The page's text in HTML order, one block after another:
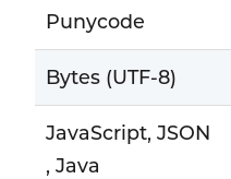
Punycode
Bytes (UTF-8)
JavaScript, JSON
, Java